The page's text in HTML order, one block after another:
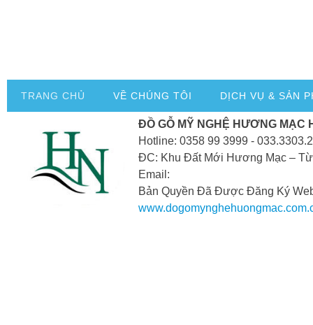
TRANG CHỦ VỀ CHÚNG TÔI DỊCH VỤ & SẢN
ĐỒ GỖ MỸ NGHỆ HƯƠNG MẠC
Hotline: 0358 99 3999 -
ĐC: Khu Đất Mới Hương Mạc –
Email:
Bản Quyền Đã Được Đăng Ký